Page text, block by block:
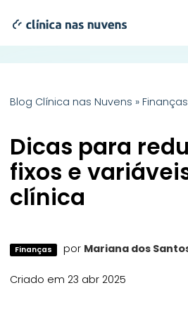
Blog Clínica nas Nuvens » Finanças
Dicas para
fixos e
clínica
Finanças por Mariana dos
Criado em 23 abr 2025